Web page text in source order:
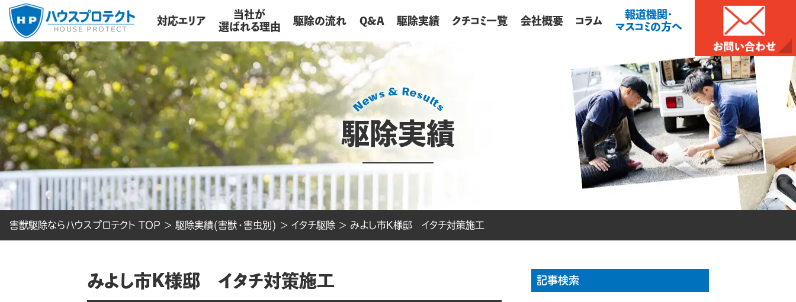
対応エリア
当社が
選ばれる理由
駆除の流れ Q&A 駆除実績 クチコミ一覧 会社概要 コラム
報道機関・
マスコミの方へ
駆除実績
害獣駆除ならハウスプロテクト TOP > 駆除実績(害獣・害虫別) > イタチ駆除 > みよし市K様邸 イタチ対策施工
みよし市K様邸 イタチ対策施工 記事検索